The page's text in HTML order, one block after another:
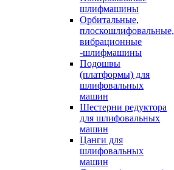
шлифмашины
Орбитальные,
плоскошлифовальные,
вибрационные
-шлифмашины
Подошвы
(платформы) для
шлифовальных
машин
Шестерни редуктора
для шлифовальных
машин
Цанги для
шлифовальных
машин